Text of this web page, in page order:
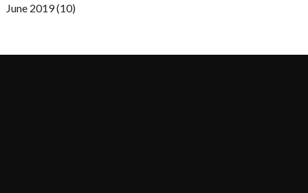
June 2019 (10)